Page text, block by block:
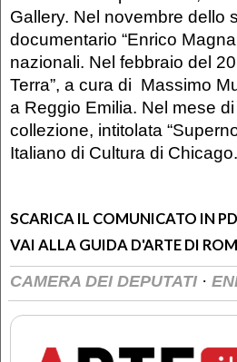
Gallery. Nel novembre dello
documentario “Enrico
nazionali. Nel febbraio del
Terra”, a cura di Massimo
a Reggio Emilia. Nel mese
collezione, intitolata
Italiano di Cultura di Chicago.
SCARICA IL COMUNICATO IN
VAI ALLA GUIDA D'ARTE DI
CAMERA DEI DEPUTATI ·